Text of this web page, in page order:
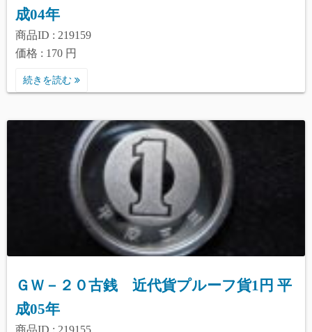
成04年
商品ID : 219159
価格 : 170 円
続きを読む
ＧＷ－２０古銭 近代貨プルーフ貨1円 平
成05年
商品ID : 219155